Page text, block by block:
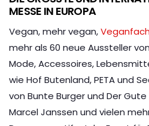
ESSE IN EUROPA
Vegan, mehr vegan,Veganfach
mehr als 60 neue Aussteller
Mode, Accessoires,
wie Hof Butenland, PETA und
von Bunte Burger und Der
Marcel Janssen und vielen